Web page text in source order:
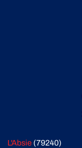
L'Absie (79240)